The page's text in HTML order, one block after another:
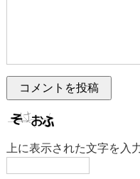
上に表示された文字を入